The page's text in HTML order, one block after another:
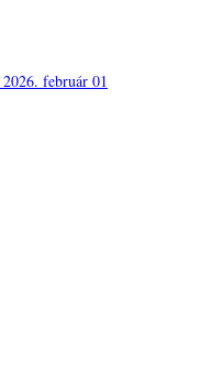
2026. február 01